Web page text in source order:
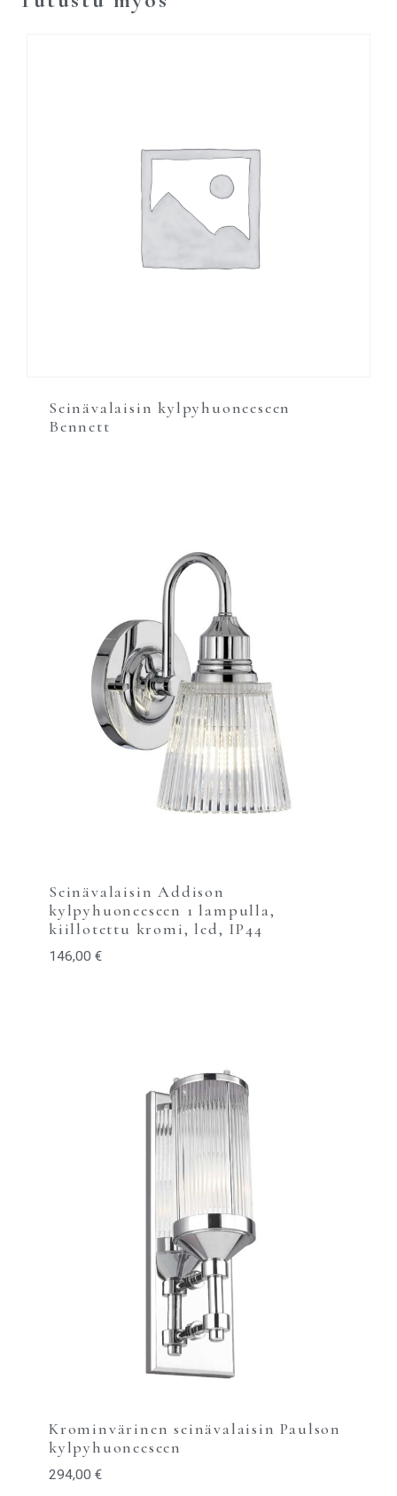
Seinävalaisin kylpyhuoneeseen
Bennett
Seinävalaisin Addison
kylpyhuoneeseen 1 lampulla,
kiillotettu kromi, led, IP44
146,00 €
Krominvärinen seinävalaisin Paulson
kylpyhuoneeseen
294,00 €